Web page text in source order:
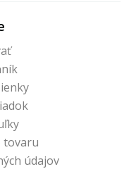
tovaru
údajov